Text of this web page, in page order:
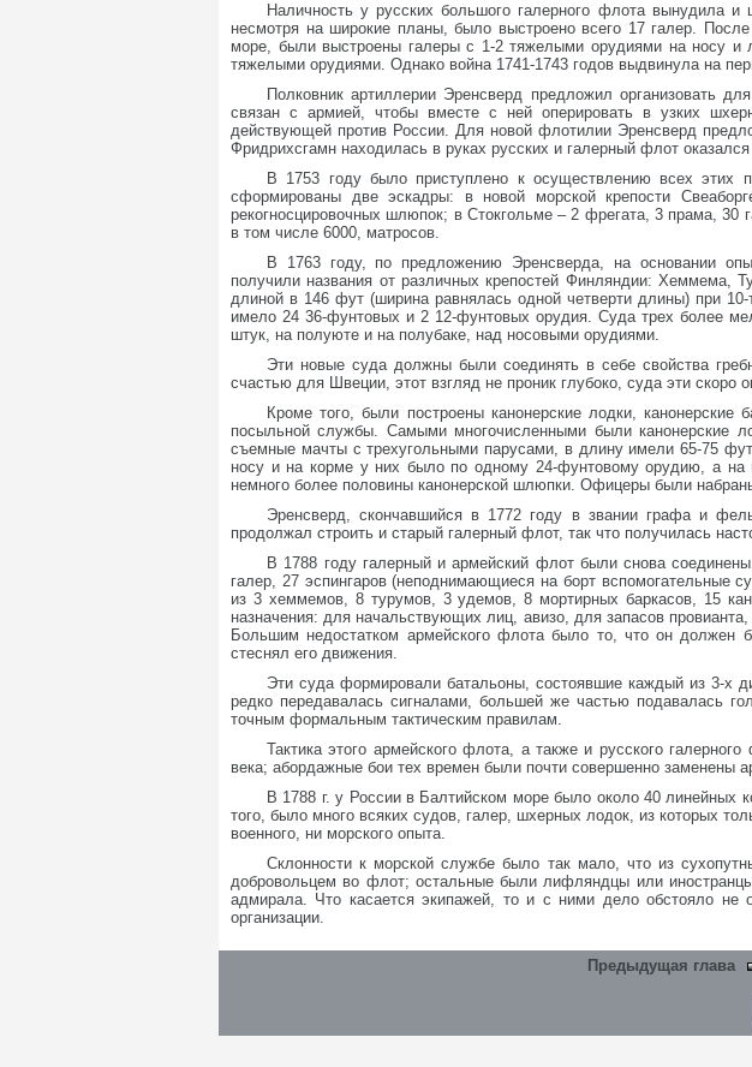
Наличность у русских большого галерного флота вынудила и
несмотря на широкие планы, было выстроено всего 17 галер.
море, были выстроены галеры с 1-2 тяжелыми орудиями на носу
тяжелыми орудиями. Однако война 1741-1743 годов выдвинула на
Полковник артиллерии Эренсверд предложил организовать
связан с армией, чтобы вместе с ней оперировать в узких
действующей против России. Для новой флотилии Эренсверд
Фридрихсгамн находилась в руках русских и галерный флот
В 1753 году было приступлено к осуществлению всех
сформированы две эскадры: в новой морской крепости
рекогносцировочных шлюпок; в Стокгольме – 2 фрегата, 3 прама, 30
в том числе 6000, матросов.
В 1763 году, по предложению Эренсверда, на основании
получили названия от различных крепостей Финляндии: Хеммема,
длиной в 146 фут (ширина равнялась одной четверти длины) при
имело 24 36-фунтовых и 2 12-фунтовых орудия. Суда трех более
штук, на полуюте и на полубаке, над носовыми орудиями.
Эти новые суда должны были соединять в себе свойства
счастью для Швеции, этот взгляд не проник глубоко, суда эти скоро
Кроме того, были построены канонерские лодки,
посыльной службы. Самыми многочисленными были канонерские
съемные мачты с трехугольными парусами, в длину имели 65-75
носу и на корме у них было по одному 24-фунтовому орудию, а
немного более половины канонерской шлюпки. Офицеры были
Эренсверд, скончавшийся в 1772 году в звании графа и
продолжал строить и старый галерный флот, так что получилась
В 1788 году галерный и армейский флот были снова
галер, 27 эспингаров (неподнимающиеся на борт вспомогательные
из 3 хеммемов, 8 турумов, 3 удемов, 8 мортирных баркасов, 15
назначения: для начальствующих лиц, авизо, для запасов
Большим недостатком армейского флота было то, что он должен
стеснял его движения.
Эти суда формировали батальоны, состоявшие каждый из 3-х
редко передавалась сигналами, большей же частью подавалась
точным формальным тактическим правилам.
Тактика этого армейского флота, а также и русского
века; абордажные бои тех времен были почти совершенно заменены
В 1788 г. у России в Балтийском море было около 40
того, было много всяких судов, галер, шхерных лодок, из которых
военного, ни морского опыта.
Склонности к морской службе было так мало, что из
добровольцем во флот; остальные были лифляндцы или
адмирала. Что касается экипажей, то и с ними дело обстояло не
организации.
Предыдущая глава